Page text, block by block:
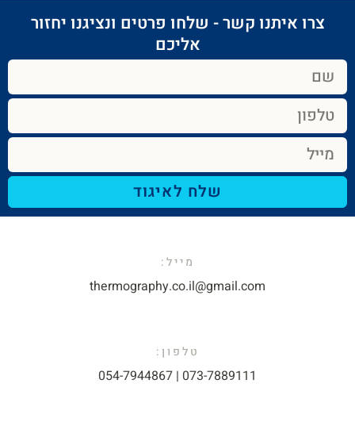
צרו איתנו קשר - שלחו פרטים ונציגנו יחזור
אליכם​
שלח לאיגוד
מייל:​
thermography.co.il@gmail.com​
טלפון:
073-7889111 | 054-7944867​